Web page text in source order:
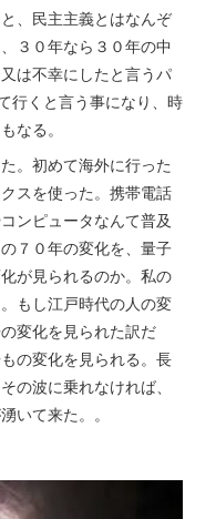
、民主主義とはなんぞ
３０年なら３０年の中
は不幸にしたと言うパ
行くと言う事になり、時
なる。
。初めて海外に行った
スを使った。携帯電話
ンピュータなんて普及
７０年の変化を、量子
が見られるのか。私の
もし江戸時代の人の変
変化を見られた訳だ
の変化を見られる。長
の波に乗れなければ、
いて来た。。